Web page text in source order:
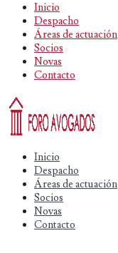
Inicio
Despacho
Áreas de actuación
Socios
Novas
Contacto
Inicio
Despacho
Áreas de actuación
Socios
Novas
Contacto